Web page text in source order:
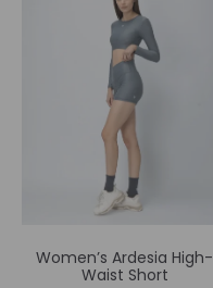
Women’s Ardesia High-
Waist Short